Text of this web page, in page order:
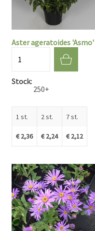
Aster ageratoides 'Asmo'
Stock
250+
1 st.
€ 2,36
2 st.
€ 2,24
7 st.
€ 2,12